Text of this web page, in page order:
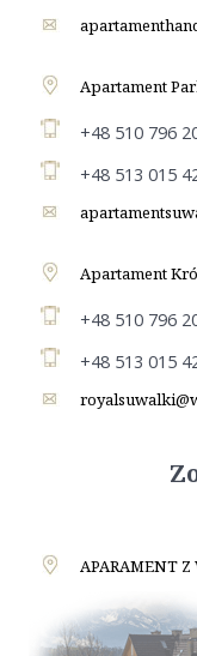
Apartament
+48 510 796
+48 513 015
Apartament
+48 510 796
+48 513 015
APARAMENT